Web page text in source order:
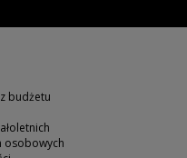
budżetu
osobowych